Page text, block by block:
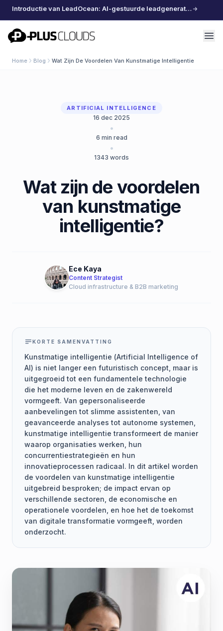
Introductie van LeadOcean: AI-gestuurde leadgeneratie, samengestelde data, moeiteloos schalen
PlusClouds
Home Blog Wat Zijn De Voordelen Van Kunstmatige Intelligentie
ARTIFICIAL INTELLIGENCE
16 dec 2025
•
6 min read
•
1343 words
Wat zijn de voordelen
van kunstmatige
intelligentie?
Ece Kaya
Content Strategist
Cloud infrastructure & B2B marketing
KORTE SAMENVATTING
Kunstmatige intelligentie (Artificial Intelligence of
AI) is niet langer een futuristisch concept, maar is
uitgegroeid tot een fundamentele technologie
die het moderne leven en de zakenwereld
vormgeeft. Van gepersonaliseerde
aanbevelingen tot slimme assistenten, van
geavanceerde analyses tot autonome systemen,
kunstmatige intelligentie transformeert de manier
waarop organisaties werken, hun
concurrentiestrategieën en hun
innovatieprocessen radicaal. In dit artikel worden
de voordelen van kunstmatige intelligentie
uitgebreid besproken; de impact ervan op
verschillende sectoren, de economische en
operationele voordelen, en hoe het de toekomst
van digitale transformatie vormgeeft, worden
onderzocht.